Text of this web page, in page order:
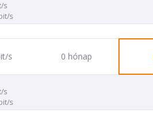
s
s
s 0 hónap
s
s